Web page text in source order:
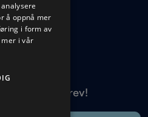
vårt nyhetsbrev!
å oppnå mer
i form av
mer i vår